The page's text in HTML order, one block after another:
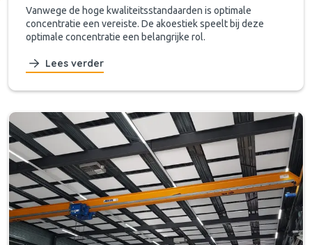
Vanwege de hoge kwaliteitsstandaarden is optimale
concentratie een vereiste. De akoestiek speelt bij deze
optimale concentratie een belangrijke rol.
Lees verder